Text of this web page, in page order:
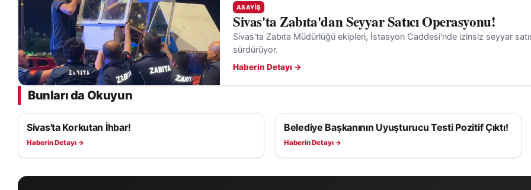
ASAYIŞ
Sivas'ta Zabıta'dan Seyyar Satıcı Operasyonu!
Sivas'ta Zabıta Müdürlüğü ekipleri, İstasyon Caddesi'nde izinsiz seyyar
sürdürüyor.
Haberin Detayı →
Bunları da Okuyun
ASAYIŞ
Sivas'ta Korkutan İhbar!
Haberin Detayı →
ASAYIŞ
Belediye Başkanının Uyuşturucu Testi Pozitif Çıktı!
Haberin Detayı →